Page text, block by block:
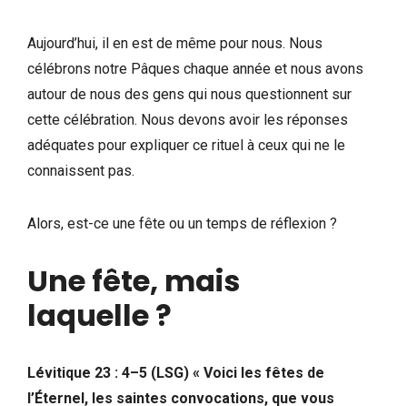
Aujourd’hui, il en est de même pour nous. Nous
célébrons notre Pâques chaque année et nous avons
autour de nous des gens qui nous questionnent sur
cette célébration. Nous devons avoir les réponses
adéquates pour expliquer ce rituel à ceux qui ne le
connaissent pas.
Alors, est-ce une fête ou un temps de réflexion ?
Une fête, mais
laquelle ?
Lévitique 23 : 4–5 (LSG) « Voici les fêtes de
l’Éternel, les saintes convocations, que vous